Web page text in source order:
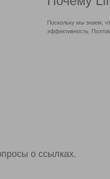
Поскольку мы знаем,
эффективность.
о ссылках.